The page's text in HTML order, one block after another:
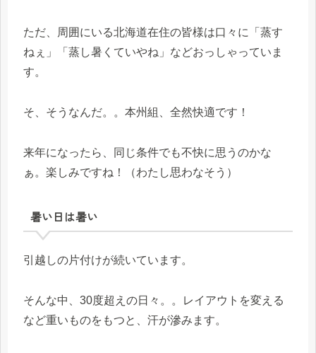
ただ、周囲にいる北海道在住の皆様は口々に「蒸す
ねぇ」「蒸し暑くていやね」などおっしゃっていま
す。
そ、そうなんだ。。本州組、全然快適です！
来年になったら、同じ条件でも不快に思うのかな
ぁ。楽しみですね！（わたし思わなそう）
暑い日は暑い
引越しの片付けが続いています。
そんな中、30度超えの日々。。レイアウトを変える
など重いものをもつと、汗が滲みます。